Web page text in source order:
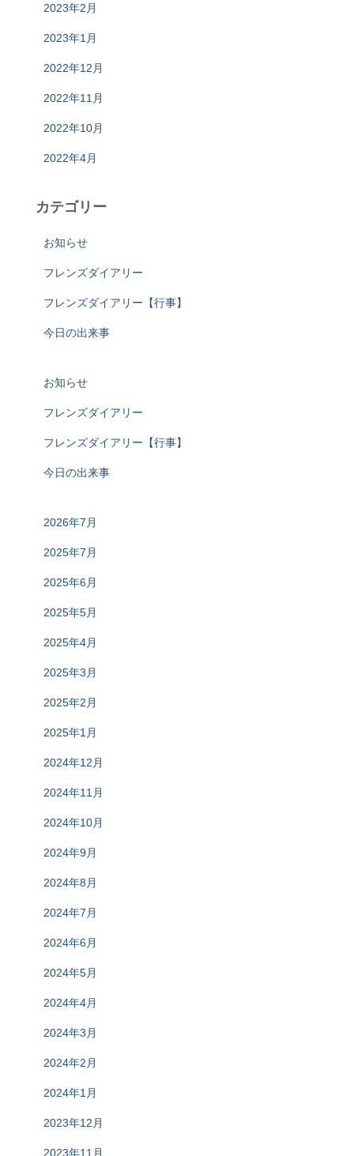
2023年2月
2023年1月
2022年12月
2022年11月
2022年10月
2022年4月
カテゴリー
お知らせ
フレンズダイアリー
フレンズダイアリー【行事】
今日の出来事
お知らせ
フレンズダイアリー
フレンズダイアリー【行事】
今日の出来事
2026年7月
2025年7月
2025年6月
2025年5月
2025年4月
2025年3月
2025年2月
2025年1月
2024年12月
2024年11月
2024年10月
2024年9月
2024年8月
2024年7月
2024年6月
2024年5月
2024年4月
2024年3月
2024年2月
2024年1月
2023年12月
2023年11月